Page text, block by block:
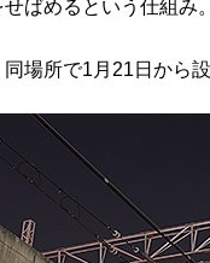
ばめるという仕組み
場所で1月21日から